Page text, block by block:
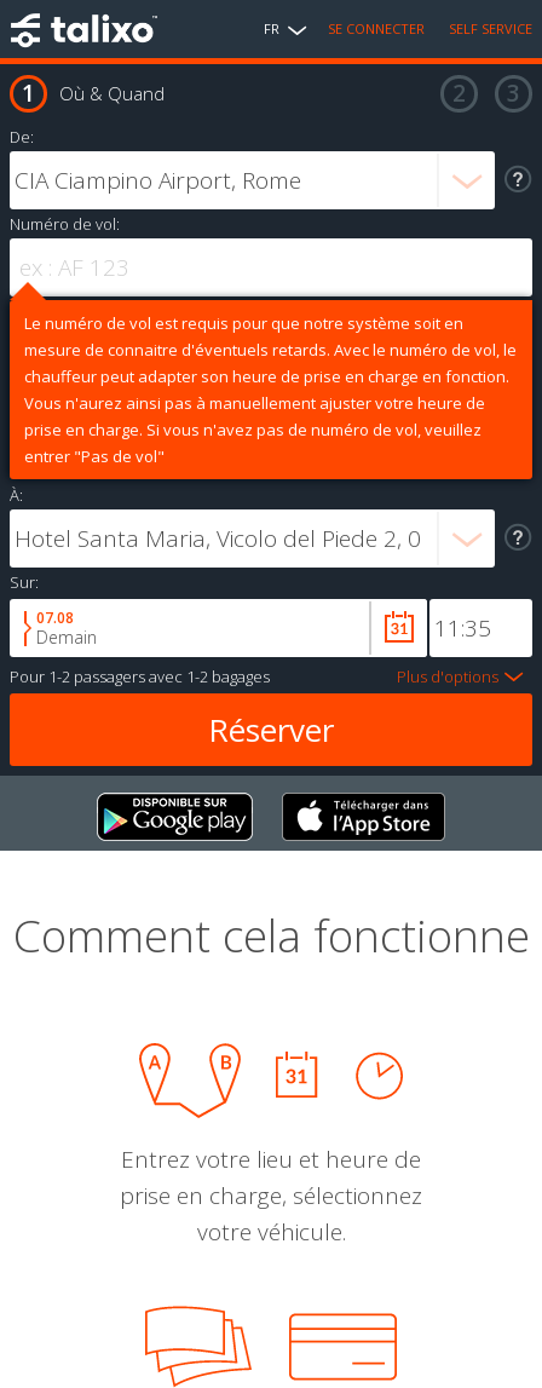
FR SE CONNECTER SELF SERVICE
Où & Quand
De:
Numéro de vol:
Le numéro de vol est requis pour que notre système soit en
mesure de connaitre d'éventuels retards. Avec le numéro de vol, le
chauffeur peut adapter son heure de prise en charge en fonction.
Vous n'aurez ainsi pas à manuellement ajuster votre heure de
prise en charge. Si vous n'avez pas de numéro de vol, veuillez
entrer "Pas de vol"
À:
Sur:
07.08
Demain
Pour 1-2 passagersavec 1-2 bagages Plus d'options
Comment cela fonctionne
Entrez votre lieu et heure de
prise en charge, sélectionnez
votre véhicule.